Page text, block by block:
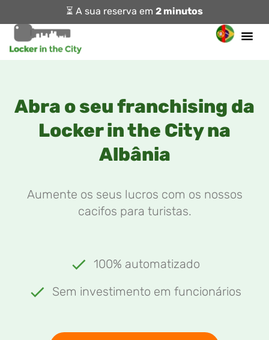
⏳ A sua reserva em 2 minutos
Abra o seu franchising da
Locker in the City na
Albânia
Aumente os seus lucros com os nossos
cacifos para turistas.
100% automatizado
Sem investimento em funcionários